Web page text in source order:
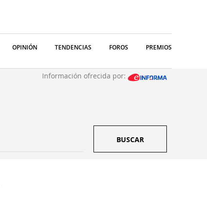
OPINIÓN TENDENCIAS FOROS PREMIOS
Información ofrecida por:
BUSCAR